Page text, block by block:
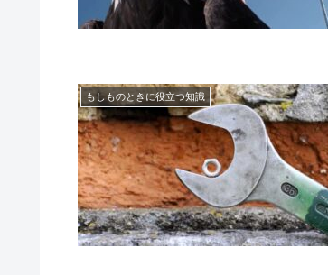
もしものときに役立つ知識